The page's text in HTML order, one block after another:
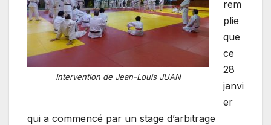
Intervention de Jean-Louis JUAN
rem
plie
que
ce
28
janvi
er
qui a commencé par un stage d’arbitrage